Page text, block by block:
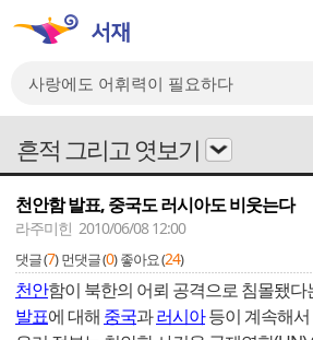
흔적 그리고 엿보기
천안함 발표, 중국도 러시아도 비웃는다
라주미힌 2010/06/08 12:00
댓글 (7) 먼댓글 (0) 좋아요 (24)
천안함이 북한의 어뢰 공격으로 침몰됐다
발표에 대해 중국과러시아등이 계속해서